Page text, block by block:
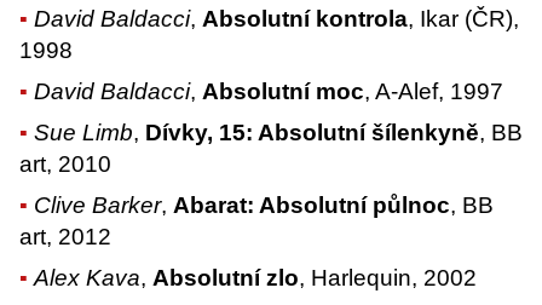
David Baldacci,Absolutní kontrola, Ikar (ČR),
1998
David Baldacci,Absolutní moc, A-Alef, 1997
Sue Limb, Dívky, 15: Absolutní šílenkyně, BB
art, 2010
Clive Barker,Abarat: Absolutní půlnoc, BB
art, 2012
Alex Kava,Absolutní zlo, Harlequin, 2002